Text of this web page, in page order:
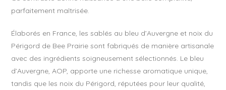
parfaitement maîtrisée.
Élaborés en France, les sablés au bleu d’Auvergne et noix du
Périgord de Bee Prairie sont fabriqués de manière artisanale
avec des ingrédients soigneusement sélectionnés. Le bleu
d’Auvergne, AOP, apporte une richesse aromatique unique,
tandis que les noix du Périgord, réputées pour leur qualité,